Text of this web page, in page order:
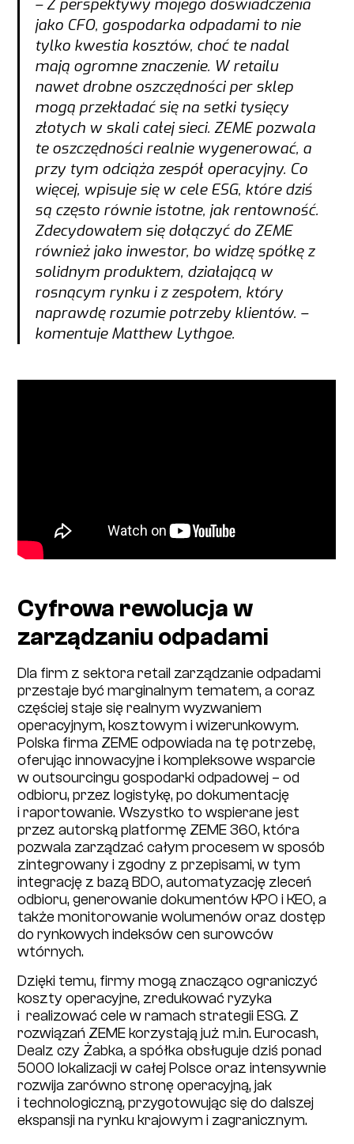
– Z perspektywy mojego doświadczenia
jako CFO, gospodarka odpadami to nie
tylko kwestia kosztów, choć te nadal
mają ogromne znaczenie. W retailu
nawet drobne oszczędności per sklep
mogą przekładać się na setki tysięcy
złotych w skali całej sieci. ZEME pozwala
te oszczędności realnie wygenerować, a
przy tym odciąża zespół operacyjny. Co
więcej, wpisuje się w cele ESG, które dziś
są często równie istotne, jak rentowność.
Zdecydowałem się dołączyć do ZEME
również jako inwestor, bo widzę spółkę z
solidnym produktem, działającą w
rosnącym rynku i z zespołem, który
naprawdę rozumie potrzeby klientów. –
komentuje Matthew Lythgoe.
Cyfrowa rewolucja w
zarządzaniu odpadami
Dla firm z sektora retail zarządzanie odpadami
przestaje być marginalnym tematem, a coraz
częściej staje się realnym wyzwaniem
operacyjnym, kosztowym i wizerunkowym.
Polska firma ZEME odpowiada na tę potrzebę,
oferując innowacyjne i kompleksowe wsparcie
w outsourcingu gospodarki odpadowej – od
odbioru, przez logistykę, po dokumentację
i raportowanie. Wszystko to wspierane jest
przez autorską platformę ZEME 360, która
pozwala zarządzać całym procesem w sposób
zintegrowany i zgodny z przepisami, w tym
integrację z bazą BDO, automatyzację zleceń
odbioru, generowanie dokumentów KPO i KEO, a
także monitorowanie wolumenów oraz dostęp
do rynkowych indeksów cen surowców
wtórnych.
Dzięki temu, firmy mogą znacząco ograniczyć
koszty operacyjne, zredukować ryzyka
i realizować cele w ramach strategii ESG. Z
rozwiązań ZEME korzystają już m.in. Eurocash,
Dealz czy Żabka, a spółka obsługuje dziś ponad
5000 lokalizacji w całej Polsce oraz intensywnie
rozwija zarówno stronę operacyjną, jak
i technologiczną, przygotowując się do dalszej
ekspansji na rynku krajowym i zagranicznym.